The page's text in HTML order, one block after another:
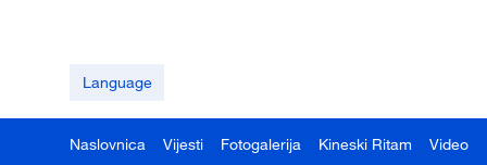
Language
Naslovnica Vijesti Fotogalerija Kineski Ritam Video